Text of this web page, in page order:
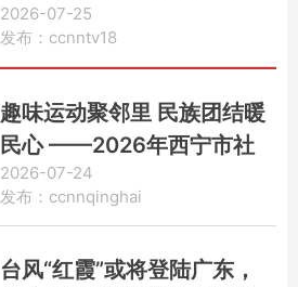
替代执业律师
2026-07-25
发布：ccnntv18
趣味运动聚邻里 民族团结暖
民心 ——2026年西宁市社
区运动会城东站激情开赛
2026-07-24
发布：ccnnqinghai
台风“红霞”或将登陆广东，